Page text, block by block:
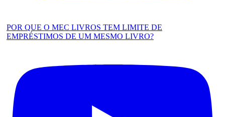
POR QUE O MEC LIVROS TEM LIMITE DE
EMPRÉSTIMOS DE UM MESMO LIVRO?